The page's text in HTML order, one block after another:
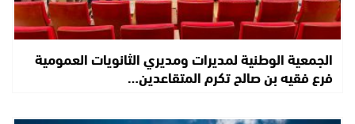
الجمعية الوطنية لمديرات ومديري الثانويات العمومية
فرع فقيه بن صالح تكرم المتقاعدين…